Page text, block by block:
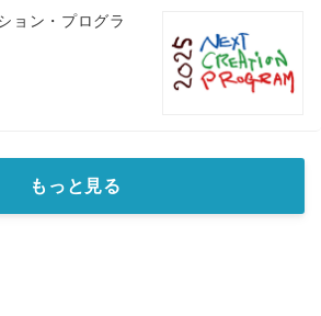
ョン・プログラ
もっと見る